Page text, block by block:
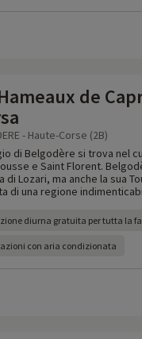
de
- Haute-Corse (2B)
di Belgodère si trova nel
e Saint Florent.
di Lozari, ma anche la sua
di una regione
diurna gratuita per tutta la
con aria condizionata